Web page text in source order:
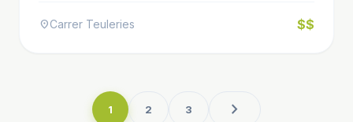
location_onCarrer Teuleries $$
1 2 3 chevron_right